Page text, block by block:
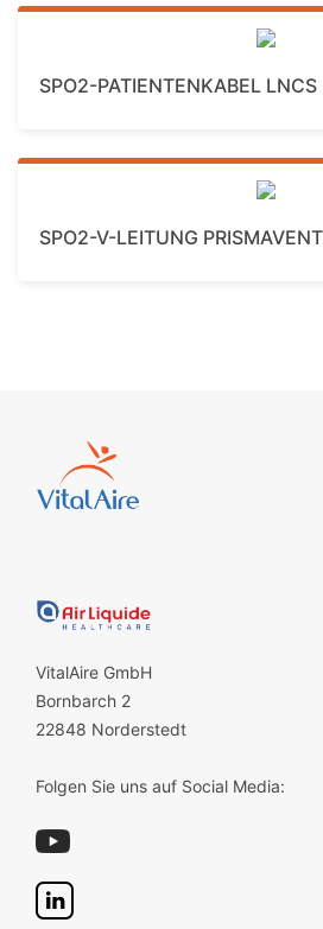
Mehr Details
SPO2-PATIENTENKABEL LNCS
Mehr Details
SPO2-V-LEITUNG
VitalAire GmbH
Bornbarch 2
22848 Norderstedt
Folgen Sie uns auf Social Media: